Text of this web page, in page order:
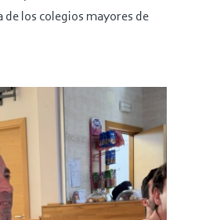
los colegios mayores de